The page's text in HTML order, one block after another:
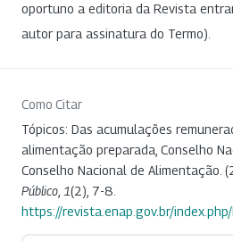
oportuno a editoria da Revista
autor para assinatura do Termo).
Como Citar
Tópicos: Das acumulações
alimentação preparada, Conselho
Conselho Nacional de Alimentação.
Público, 1(2), 7-8.
https://revista.enap.gov.br/